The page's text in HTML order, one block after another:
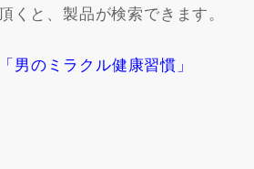
と、製品が検索できます。
のミラクル健康習慣」